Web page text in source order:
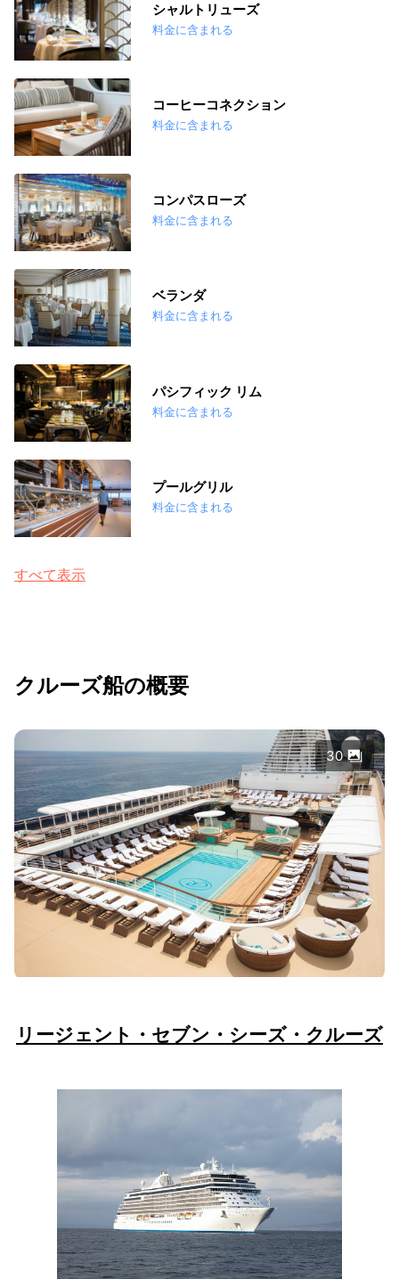
シャルトリューズ
料金に含まれる
コーヒーコネクション
料金に含まれる
コンパスローズ
料金に含まれる
ベランダ
料金に含まれる
パシフィック リム
料金に含まれる
プールグリル
料金に含まれる
すべて表示
クルーズ船の概要
30
リージェント・セブン・シーズ・クルーズ